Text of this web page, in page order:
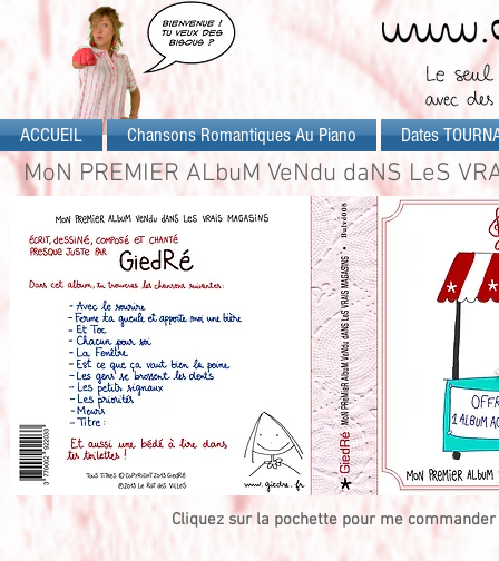
ACCUEIL Chansons Romantiques Au Piano Dates
MoN PREMIER ALbuM VeNdu daNS LeS
Cliquez sur la pochette pour me commander